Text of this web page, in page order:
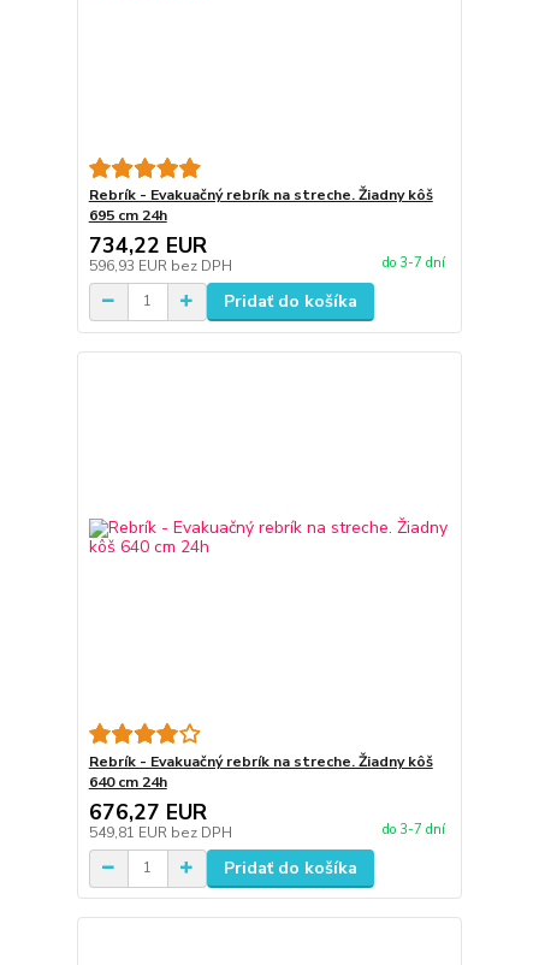
Rebrík - Evakuačný rebrík na streche. Žiadny kôš
695 cm 24h
734,22 EUR
596,93 EUR bez DPH do 3-7 dní
Pridať do košíka
Rebrík - Evakuačný rebrík na streche. Žiadny kôš
640 cm 24h
676,27 EUR
549,81 EUR bez DPH do 3-7 dní
Pridať do košíka